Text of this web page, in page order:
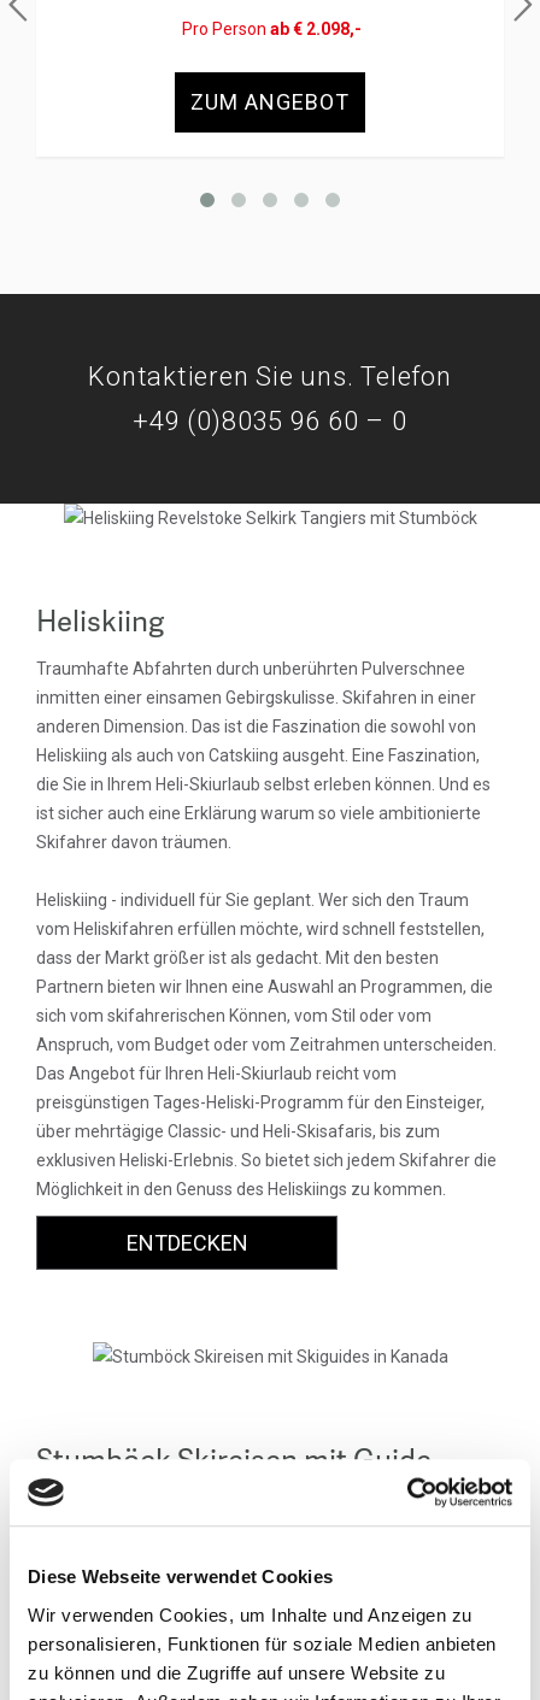
Diese Webseite verwendet Cookies
Wir verwenden Cookies, um Inhalte und Anzeigen zu
personalisieren, Funktionen für soziale Medien anbieten
zu können und die Zugriffe auf unsere Website zu
Pro Person ab € 2.098,-
ZUM ANGEBOT
Kontaktieren Sie uns. Telefon
+49 (0)8035 96 60 – 0
Heliskiing
Traumhafte Abfahrten durch unberührten Pulverschnee
inmitten einer einsamen Gebirgskulisse. Skifahren in einer
anderen Dimension. Das ist die Faszination die sowohl von
Heliskiing als auch von Catskiing ausgeht. Eine Faszination,
die Sie in Ihrem Heli-Skiurlaub selbst erleben können. Und es
ist sicher auch eine Erklärung warum so viele ambitionierte
Skifahrer davon träumen.
Heliskiing - individuell für Sie geplant. Wer sich den Traum
vom Heliskifahren erfüllen möchte, wird schnell feststellen,
dass der Markt größer ist als gedacht. Mit den besten
Partnern bieten wir Ihnen eine Auswahl an Programmen, die
sich vom skifahrerischen Können, vom Stil oder vom
Anspruch, vom Budget oder vom Zeitrahmen unterscheiden.
Das Angebot für Ihren Heli-Skiurlaub reicht vom
preisgünstigen Tages-Heliski-Programm für den Einsteiger,
über mehrtägige Classic- und Heli-Skisafaris, bis zum
exklusiven Heliski-Erlebnis. So bietet sich jedem Skifahrer die
Möglichkeit in den Genuss des Heliskiings zu kommen.
ENTDECKEN
Stumböck Skireisen mit Guide
Die Stumböck-Skisafaris - besondere Skireisen
Getreu unserem Motto "skiing with friends" begleitet Sie auf
den Stumböck-Skisafaris in Kanada und USA immer einer
unserer Stumböck-Ski-Guides und führt Sie zu den besten